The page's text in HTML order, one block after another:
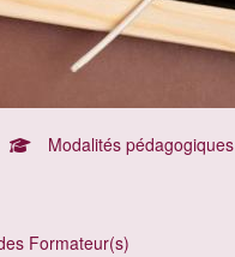
Modalités pédagogiques
Formateur(s)